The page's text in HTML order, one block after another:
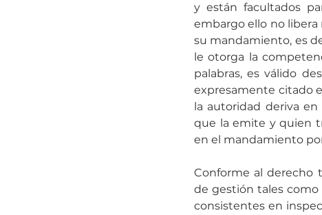
y están facultados
embargo ello no libera
su mandamiento, es
le otorga la
palabras, es válido
expresamente citado
la autoridad deriva
que la emite y quien
en el mandamiento
Conforme al derecho
de gestión tales como
consistentes en